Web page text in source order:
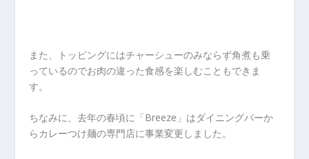
また、トッピングにはチャーシューのみならず角煮も乗
っているのでお肉の違った食感を楽しむこともできま
す。
ちなみに、去年の春頃に「Breeze」はダイニングバーか
らカレーつけ麺の専門店に事業変更しました。